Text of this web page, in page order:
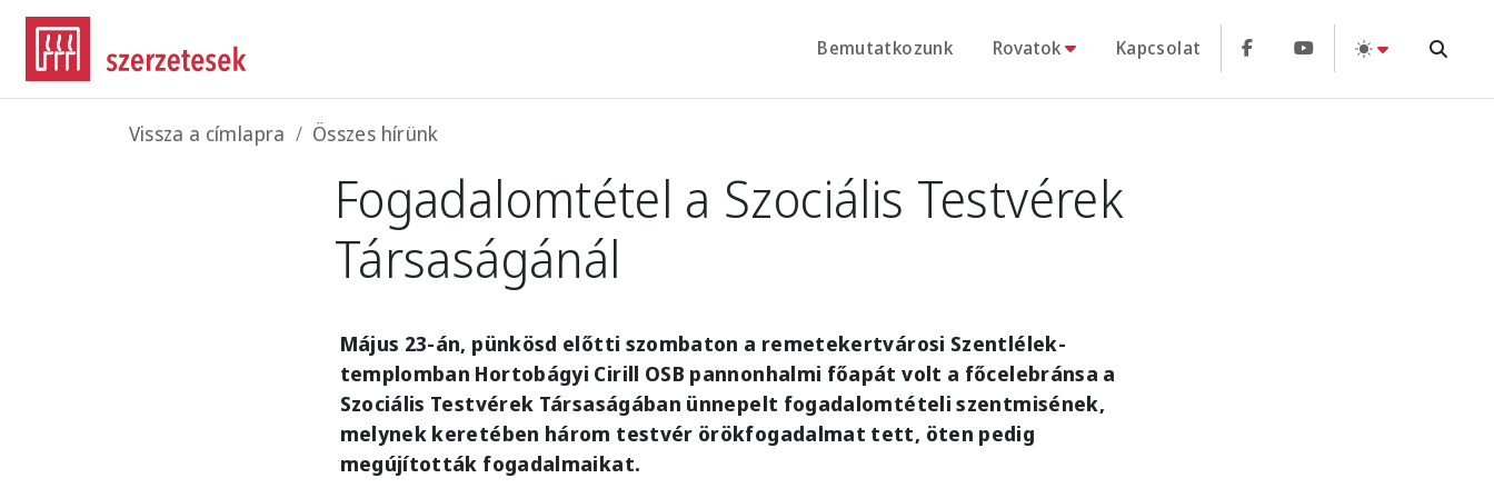
Ugrás a tartalomra
Bemutatkozunk Rovatok Kapcsolat
Morzsa
Vissza a címlapra Összes hírünk
Fogadalomtétel a Szociális Testvérek
Társaságánál
Május 23-án, pünkösd előtti szombaton a remetekertvárosi Szentlélek-
templomban Hortobágyi Cirill OSB pannonhalmi főapát volt a főcelebránsa a
Szociális Testvérek Társaságában ünnepelt fogadalomtételi szentmisének,
melynek keretében három testvér örökfogadalmat tett, öten pedig
megújították fogadalmaikat.